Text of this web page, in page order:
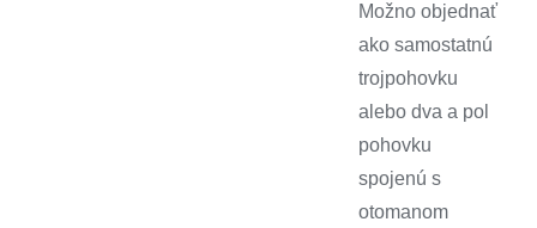
Možno objednať
ako samostatnú
trojpohovku
alebo dva a pol
pohovku
spojenú s
otomanom